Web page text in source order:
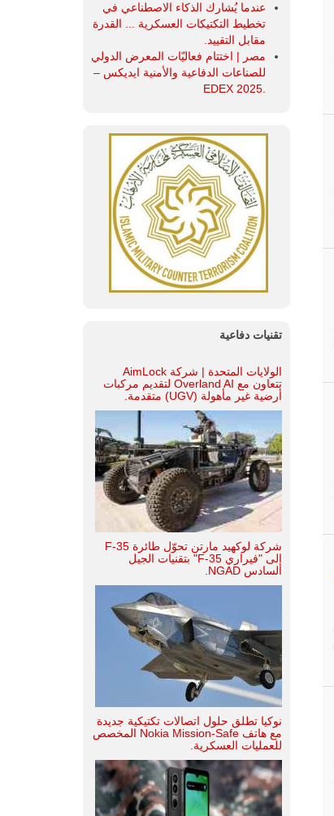
عندما يُشارك الذكاء الاصطناعي في
تخطيط التكتيكات العسكرية ... القدرة
مقابل التقييد.
مصر | اختتام فعاليّات المعرض الدولي
للصناعات الدفاعية والأمنية ايديكس ‒
تقنيات دفاعية
الولايات المتحدة | شركة AimLock
تتعاون مع Overland AI لتقديم مركبات
أرضية غير مأهولة (UGV) متقدمة.
شركة لوكهيد مارتن تحوّل طائرة F-35
إلى "فيراري F-35" بتقنيات الجيل
السادس NGAD.
نوكيا تطلق حلول اتصالات تكتيكية جديدة
مع هاتف Nokia Mission-Safe المخصص
للعمليات العسكرية.